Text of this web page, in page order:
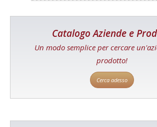
Catalogo Aziende e
Un modo semplice per cercare
prodotto!
Cerca adesso